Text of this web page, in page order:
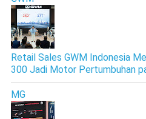
Retail Sales GWM Indonesia
300 Jadi Motor Pertumbuhan
MG